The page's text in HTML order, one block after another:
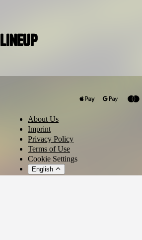
Lineup
Luke Madness
Karamustan
About Us
Imprint
Privacy Policy
Terms of Use
Cookie Settings
English